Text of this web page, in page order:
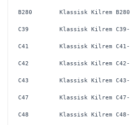
B280 Klassisk Kilrem
C39 Klassisk Kilrem C39-
C41 Klassisk Kilrem C41-
C42 Klassisk Kilrem C42-
C43 Klassisk Kilrem C43-
C47 Klassisk Kilrem C47-
C48 Klassisk Kilrem C48-